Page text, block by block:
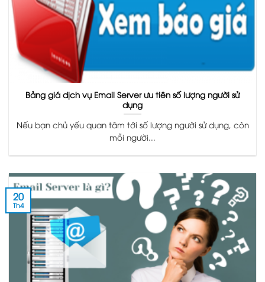
Bảng giá dịch vụ Email Server ưu tiên số lượng người sử
dụng
Nếu bạn chủ yếu quan tâm tới số lượng người sử dụng, còn
mỗi người...
20
Th4